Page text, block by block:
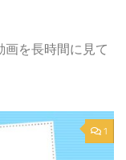
画を長時間に見て
1